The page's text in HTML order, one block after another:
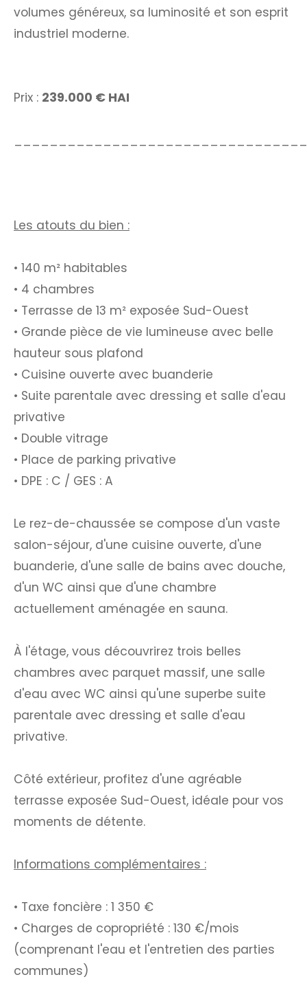
volumes généreux, sa luminosité et son esprit
industriel moderne.
Prix : 239.000 € HAI
Les atouts du bien :
• 140 m² habitables
• 4 chambres
• Terrasse de 13 m² exposée Sud-Ouest
• Grande pièce de vie lumineuse avec belle
hauteur sous plafond
• Cuisine ouverte avec buanderie
• Suite parentale avec dressing et salle d'eau
privative
• Double vitrage
• Place de parking privative
• DPE : C / GES : A
Le rez-de-chaussée se compose d'un vaste
salon-séjour, d'une cuisine ouverte, d'une
buanderie, d'une salle de bains avec douche,
d'un WC ainsi que d'une chambre
actuellement aménagée en sauna.
À l'étage, vous découvrirez trois belles
chambres avec parquet massif, une salle
d'eau avec WC ainsi qu'une superbe suite
parentale avec dressing et salle d'eau
privative.
Côté extérieur, profitez d'une agréable
terrasse exposée Sud-Ouest, idéale pour vos
moments de détente.
Informations complémentaires :
• Taxe foncière : 1 350 €
• Charges de copropriété : 130 €/mois
(comprenant l'eau et l'entretien des parties
communes)